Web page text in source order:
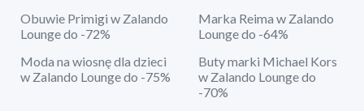
Obuwie Primigi w Zalando
Lounge do -72%
Marka Reima w Zalando
Lounge do -64%
Moda na wiosnę dla dzieci
w Zalando Lounge do -75%
Buty marki Michael Kors
w Zalando Lounge do
-70%